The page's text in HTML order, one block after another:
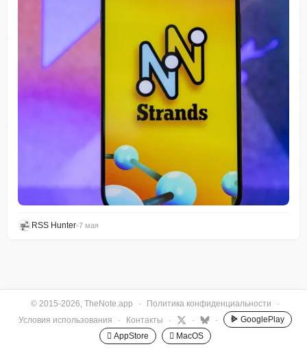
RSS Hunter•7 мая
© 2015-2026, TheNote.app · Политика конфиденциальности
·
Условия использования
· Контакты · · ·
GooglePlay
 AppStore
 MacOS